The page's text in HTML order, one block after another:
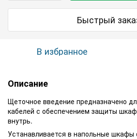
Быстрый
В избранное
Описание
Щеточное введение предназначено
кабелей с обеспечением защиты
внутрь.
Устанавливается в напольные шкафы